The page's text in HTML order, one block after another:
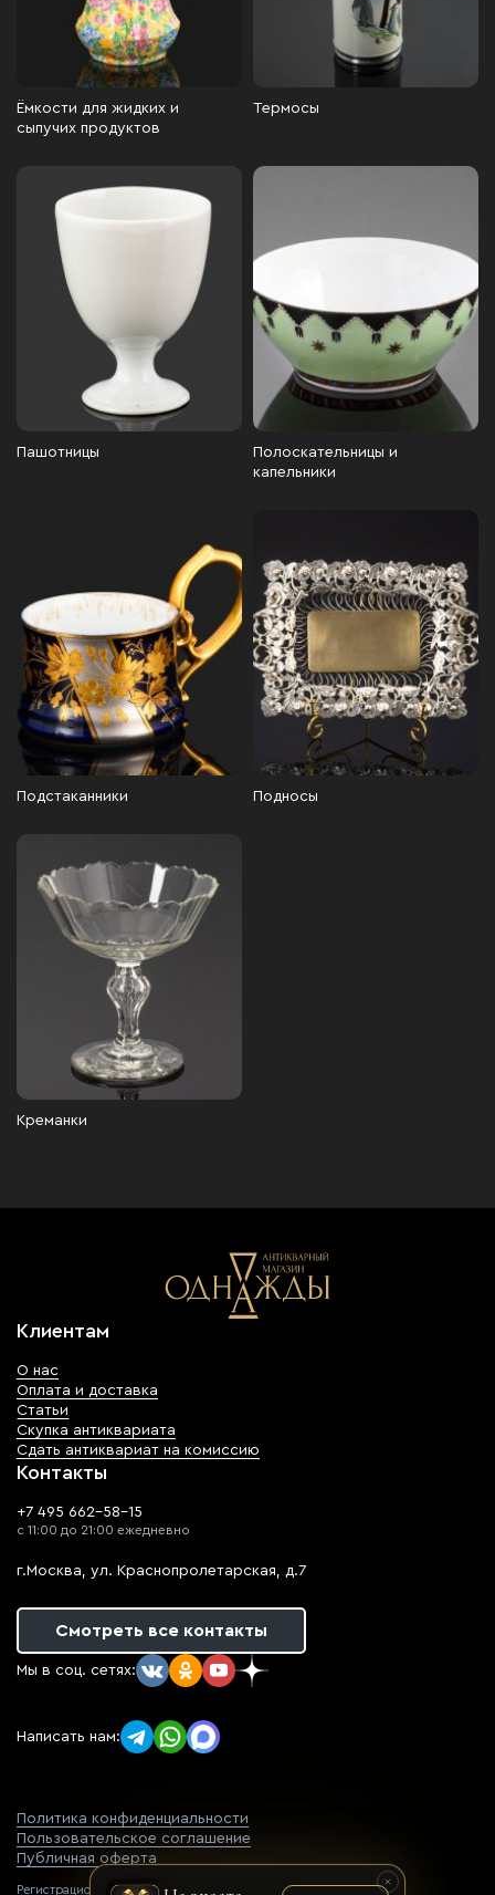
Ёмкости для жидких и
сыпучих продуктов
Термосы
Пашотницы
Полоскательницы и
капельники
Подстаканники Подносы
Креманки
Клиентам
О нас
Оплата и доставка
Статьи
Скупка антиквариата
Сдать антиквариат на комиссию
Контакты
+7 495 662-58-15
с 11:00 до 21:00 ежедневно
г.Москва, ул. Краснопролетарская, д.7
Смотреть все контакты
Мы в соц. сетях:
Написать нам:
Политика конфиденциальности
Пользовательское соглашение
Публичная оферта
Регистрационный номер оператора